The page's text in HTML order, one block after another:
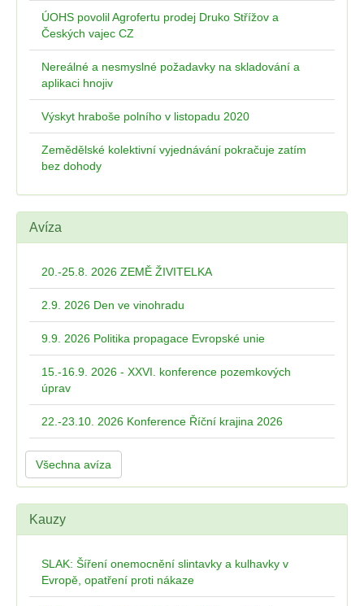
ÚOHS povolil Agrofertu prodej Druko Střížov a
Českých vajec CZ
Nereálné a nesmyslné požadavky na skladování a
aplikaci hnojiv
Výskyt hraboše polního v listopadu 2020
Zemědělské kolektivní vyjednávání pokračuje zatím
bez dohody
Avíza
20.-25.8. 2026 ZEMĚ ŽIVITELKA
2.9. 2026 Den ve vinohradu
9.9. 2026 Politika propagace Evropské unie
15.-16.9. 2026 - XXVI. konference pozemkových
úprav
22.-23.10. 2026 Konference Říční krajina 2026
Všechna avíza
Kauzy
SLAK: Šíření onemocnění slintavky a kulhavky v
Evropě, opatření proti nákaze